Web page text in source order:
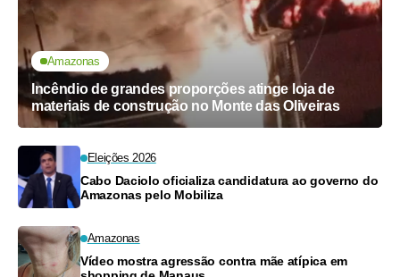
Amazonas
Incêndio de grandes proporções atinge loja de
materiais de construção no Monte das Oliveiras
Eleições 2026
Cabo Daciolo oficializa candidatura ao governo do
Amazonas pelo Mobiliza
Amazonas
Vídeo mostra agressão contra mãe atípica em